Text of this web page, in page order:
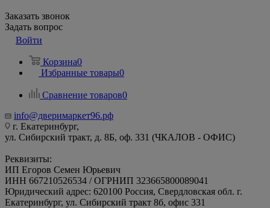
Заказать звонок
Задать вопрос
Войти
Корзина0
Избранные товары0
Сравнение товаров0
info@дверимаркет96.рф
г. Екатеринбург,
ул. Сибирский тракт, д. 8Б, оф. 331 (ЧКАЛОВ - ОФИС)
Реквизиты:
ИП Егоров Семен Юрьевич
ИНН 667210526534 / ОГРНИП 323665800089041
Юридический адрес: 620100 Россия, Свердловская обл. г.
Екатеринбург, ул. Сибирский тракт 8б, офис 331